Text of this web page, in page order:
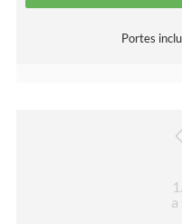
Portes
1
a